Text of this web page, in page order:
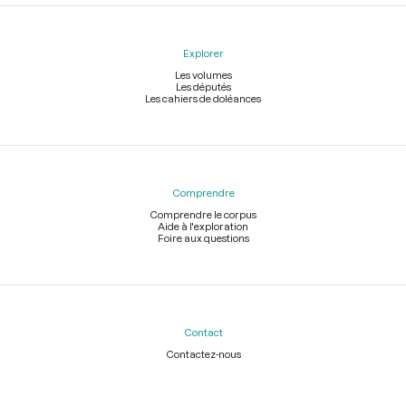
Explorer
Les volumes
Les députés
Les cahiers de doléances
Comprendre
Comprendre le corpus
Aide à l'exploration
Foire aux questions
Contact
Contactez-nous